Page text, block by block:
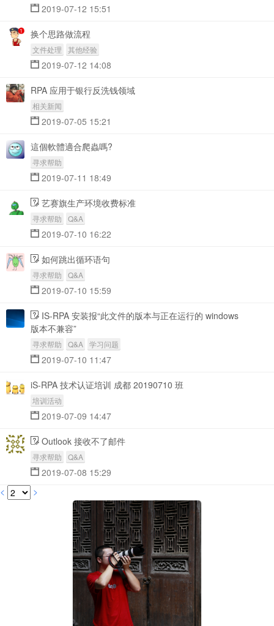
2019-07-12 15:51
换个思路做流程
文件处理 其他经验
2019-07-12 14:08
RPA 应用于银行反洗钱领域
相关新闻
2019-07-05 15:21
這個軟體適合爬蟲嗎?
寻求帮助
2019-07-11 18:49
艺赛旗生产环境收费标准
寻求帮助 Q&A
2019-07-10 16:22
如何跳出循环语句
寻求帮助 Q&A
2019-07-10 15:59
IS-RPA 安装报“此文件的版本与正在运行的 windows
版本不兼容”
寻求帮助 Q&A 学习问题
2019-07-10 11:47
iS-RPA 技术认证培训 成都 20190710 班
培训活动
2019-07-09 14:47
Outlook 接收不了邮件
寻求帮助 Q&A
2019-07-08 15:29
<
>